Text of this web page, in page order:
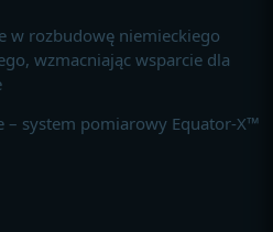
w rozbudowę niemieckiego
wzmacniając wsparcie dla
– system pomiarowy Equator-X™